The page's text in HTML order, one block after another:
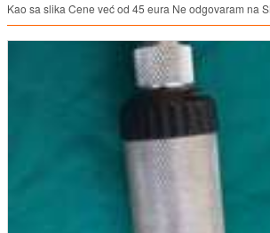
Kao sa slika Cene već od 45 eura Ne odgovaram na